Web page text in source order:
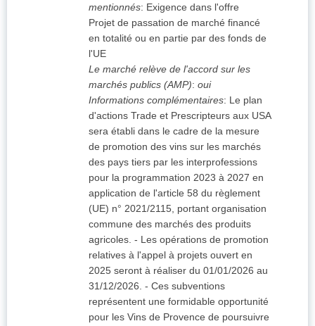
mentionnés: Exigence dans l'offre
Projet de passation de marché financé
en totalité ou en partie par des fonds de
l'UE
Le marché relève de l'accord sur les
marchés publics (AMP): oui
Informations complémentaires: Le plan
d'actions Trade et Prescripteurs aux USA
sera établi dans le cadre de la mesure
de promotion des vins sur les marchés
des pays tiers par les interprofessions
pour la programmation 2023 à 2027 en
application de l'article 58 du règlement
(UE) n° 2021/2115, portant organisation
commune des marchés des produits
agricoles. - Les opérations de promotion
relatives à l'appel à projets ouvert en
2025 seront à réaliser du 01/01/2026 au
31/12/2026. - Ces subventions
représentent une formidable opportunité
pour les Vins de Provence de poursuivre